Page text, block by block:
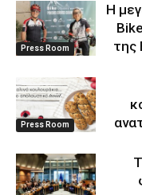
Press Room
Η
της
Press Room